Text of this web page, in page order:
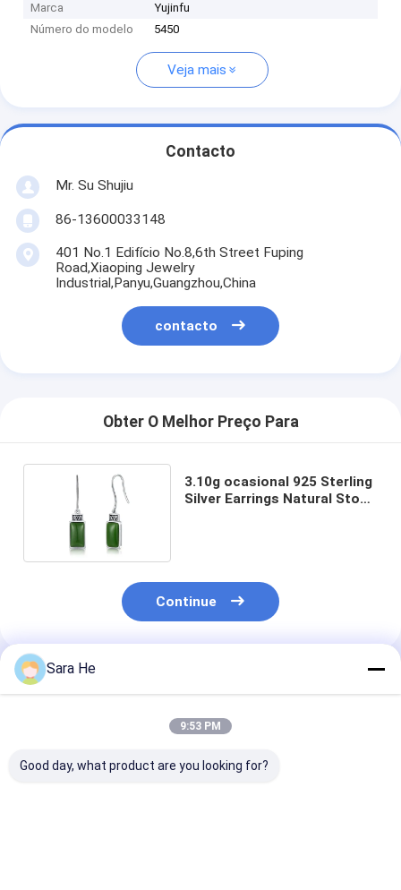
Marca
Yujinfu
Número do modelo
5450
Veja mais
Contacto
Mr. Su Shujiu
86-13600033148
401 No.1 Edifício No.8,6th Street Fuping
Road,Xiaoping Jewelry
Industrial,Panyu,Guangzhou,China
contacto
Obter O Melhor Preço Para
3.10g ocasional 925 Sterling
Silver Earrings Natural Stone
Continue
Produtos Recomendados
Sara He
9:53 PM
Good day, what product are you looking for?